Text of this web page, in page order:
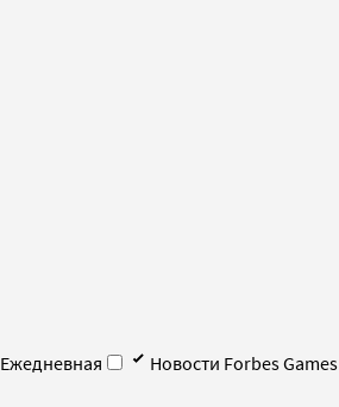
Ежедневная
Новости Forbes Games